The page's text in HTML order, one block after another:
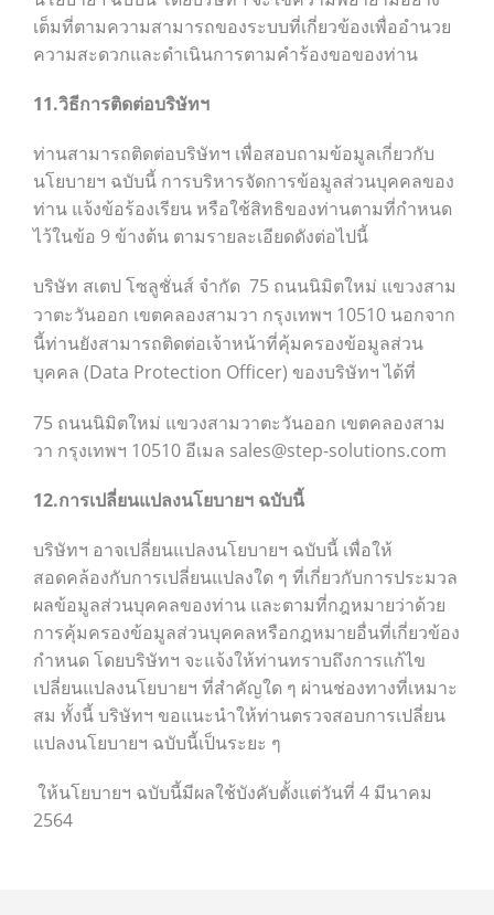
เต็มที่ตามความสามารถของระบบที่เกี่ยวข้องเพื่ออำนวย
ความสะดวกและดำเนินการตามคำร้องขอของท่าน
11.วิธีการติดต่อบริษัทฯ
ท่านสามารถติดต่อบริษัทฯ เพื่อสอบถามข้อมูลเกี่ยวกับ
นโยบายฯ ฉบับนี้ การบริหารจัดการข้อมูลส่วนบุคคลของ
ท่าน แจ้งข้อร้องเรียน หรือใช้สิทธิของท่านตามที่กำหนด
ไว้ในข้อ 9 ข้างต้น ตามรายละเอียดดังต่อไปนี้
บริษัท สเตป โซลูชั่นส์ จำกัด 75 ถนนนิมิตใหม่ แขวงสาม
วาตะวันออก เขตคลองสามวา กรุงเทพฯ 10510 นอกจาก
นี้ท่านยังสามารถติดต่อเจ้าหน้าที่คุ้มครองข้อมูลส่วน
บุคคล (Data Protection Officer) ของบริษัทฯ ได้ที่
75 ถนนนิมิตใหม่ แขวงสามวาตะวันออก เขตคลองสาม
วา กรุงเทพฯ 10510 อีเมล sales@step-solutions.com
12.การเปลี่ยนแปลงนโยบายฯ ฉบับนี้
บริษัทฯ อาจเปลี่ยนแปลงนโยบายฯ ฉบับนี้ เพื่อให้
สอดคล้องกับการเปลี่ยนแปลงใด ๆ ที่เกี่ยวกับการประมวล
ผลข้อมูลส่วนบุคคลของท่าน และตามที่กฎหมายว่าด้วย
การคุ้มครองข้อมูลส่วนบุคคลหรือกฎหมายอื่นที่เกี่ยวข้อง
กำหนด โดยบริษัทฯ จะแจ้งให้ท่านทราบถึงการแก้ไข
เปลี่ยนแปลงนโยบายฯ ที่สำคัญใด ๆ ผ่านช่องทางที่เหมาะ
สม ทั้งนี้ บริษัทฯ ขอแนะนำให้ท่านตรวจสอบการเปลี่ยน
แปลงนโยบายฯ ฉบับนี้เป็นระยะ ๆ
ให้นโยบายฯ ฉบับนี้มีผลใช้บังคับตั้งแต่วันที่ 4 มีนาคม
2564